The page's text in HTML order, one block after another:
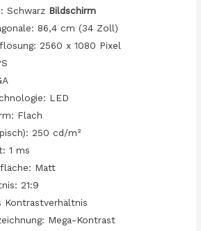
Schwarz Bildschirm
86,4 cm (34 Zoll)
2560 x 1080 Pixel
LED
Flach
250 cd/m²
1 ms
Matt
21:9
Kontrastverhältnis
Mega-Kontrast